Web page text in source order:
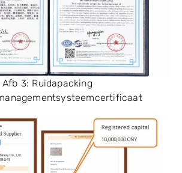
Afb 3: Ruidapacking